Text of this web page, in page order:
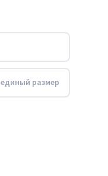
единый размер